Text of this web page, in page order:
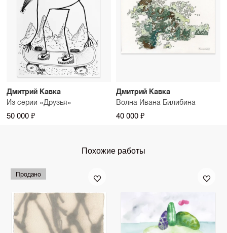
Дмитрий Кавка
Из серии «Друзья»
50 000 ₽
Дмитрий Кавка
Волна Ивана Билибина
40 000 ₽
Похожие работы
Продано